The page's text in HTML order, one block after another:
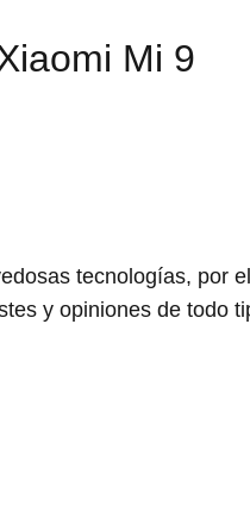
Mi 9
tecnologías, por
y opiniones de todo